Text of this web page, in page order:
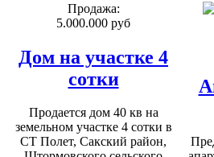
Продажа:
5.000.000 руб
Дом на участке 4
сотки
Продается дом 40 кв на
земельном участке 4 сотки в
СТ Полет, Сакский район,